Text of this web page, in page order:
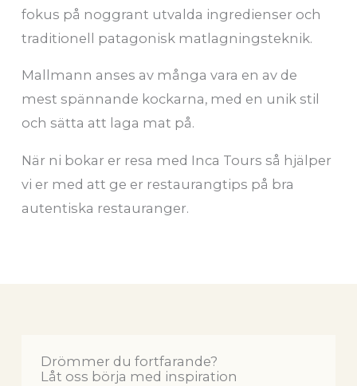
fokus på noggrant utvalda ingredienser och
traditionell patagonisk matlagningsteknik.
Mallmann anses av många vara en av de
mest spännande kockarna, med en unik stil
och sätta att laga mat på.
När ni bokar er resa med Inca Tours så hjälper
vi er med att ge er restaurangtips på bra
autentiska restauranger.
Drömmer du fortfarande?
Låt oss börja med inspiration